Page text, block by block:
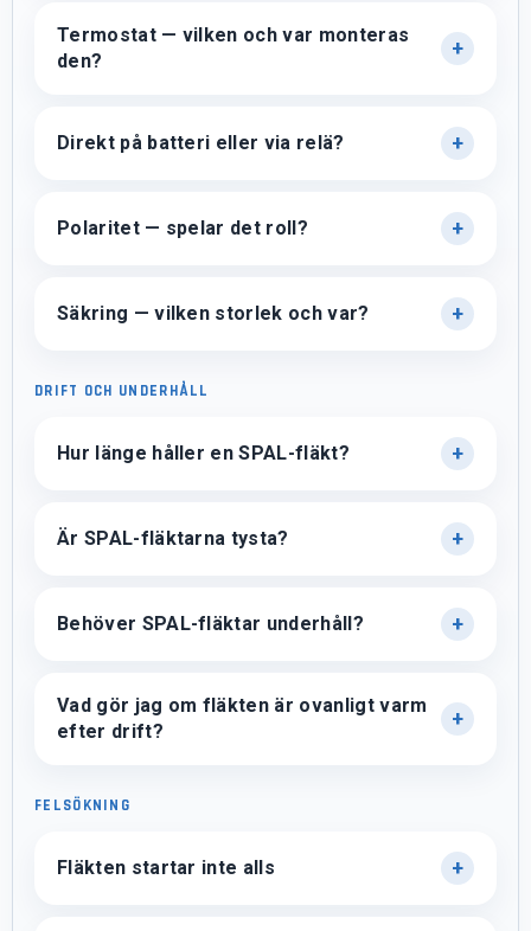
Termostat — vilken och var monteras
den?
Direkt på batteri eller via relä?
Polaritet — spelar det roll?
Säkring — vilken storlek och var?
DRIFT OCH UNDERHÅLL
Hur länge håller en SPAL-fläkt?
Är SPAL-fläktarna tysta?
Behöver SPAL-fläktar underhåll?
Vad gör jag om fläkten är ovanligt varm
efter drift?
FELSÖKNING
Fläkten startar inte alls